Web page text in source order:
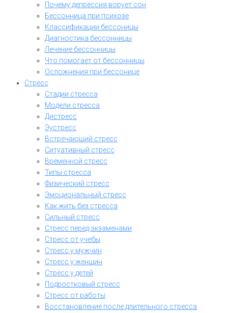
Почему депрессия ворует сон
Бессонница при психозе
Классификации бессоницы
Диагностика бессонницы
Лечение бессонницы
Что помогает от бессонницы
Осложнения при бессонице
Стресс
Стадии стресса
Модели стресса
Дистресс
Эустресс
Встречающий стресс
Ситуативный стресс
Временной стресс
Типы стресса
Физический стресс
Эмоциональный стресс
Как жить без стресса
Сильный стресс
Стресс перед экзаменами
Стресс от учебы
Стресс у мужчин
Стресс у женщин
Стресс у детей
Подростковый стресс
Стресс от работы
Восстановление после длительного стресса